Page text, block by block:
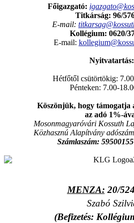
Főigazgató:
Titkárság: 96/
E-mail:
Kollégium: 0620/
E-mail:
Nyitvatartás:
Hétfőtől csütörtökig:
Pénteken: 7.00-
Köszönjük, hogy támogatja
az adó 1%-
Mosonmagyaróvári Kossuth
Közhasznú Alapítvány
Számlaszám:
MENZA: 20/
Szabó
(Befizetés: